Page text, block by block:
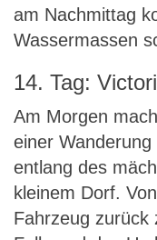
am Nachmittag
Wassermassen
14. Tag:
Am Morgen
einer
entlang des
kleinem Dorf.
Fahrzeug zurück